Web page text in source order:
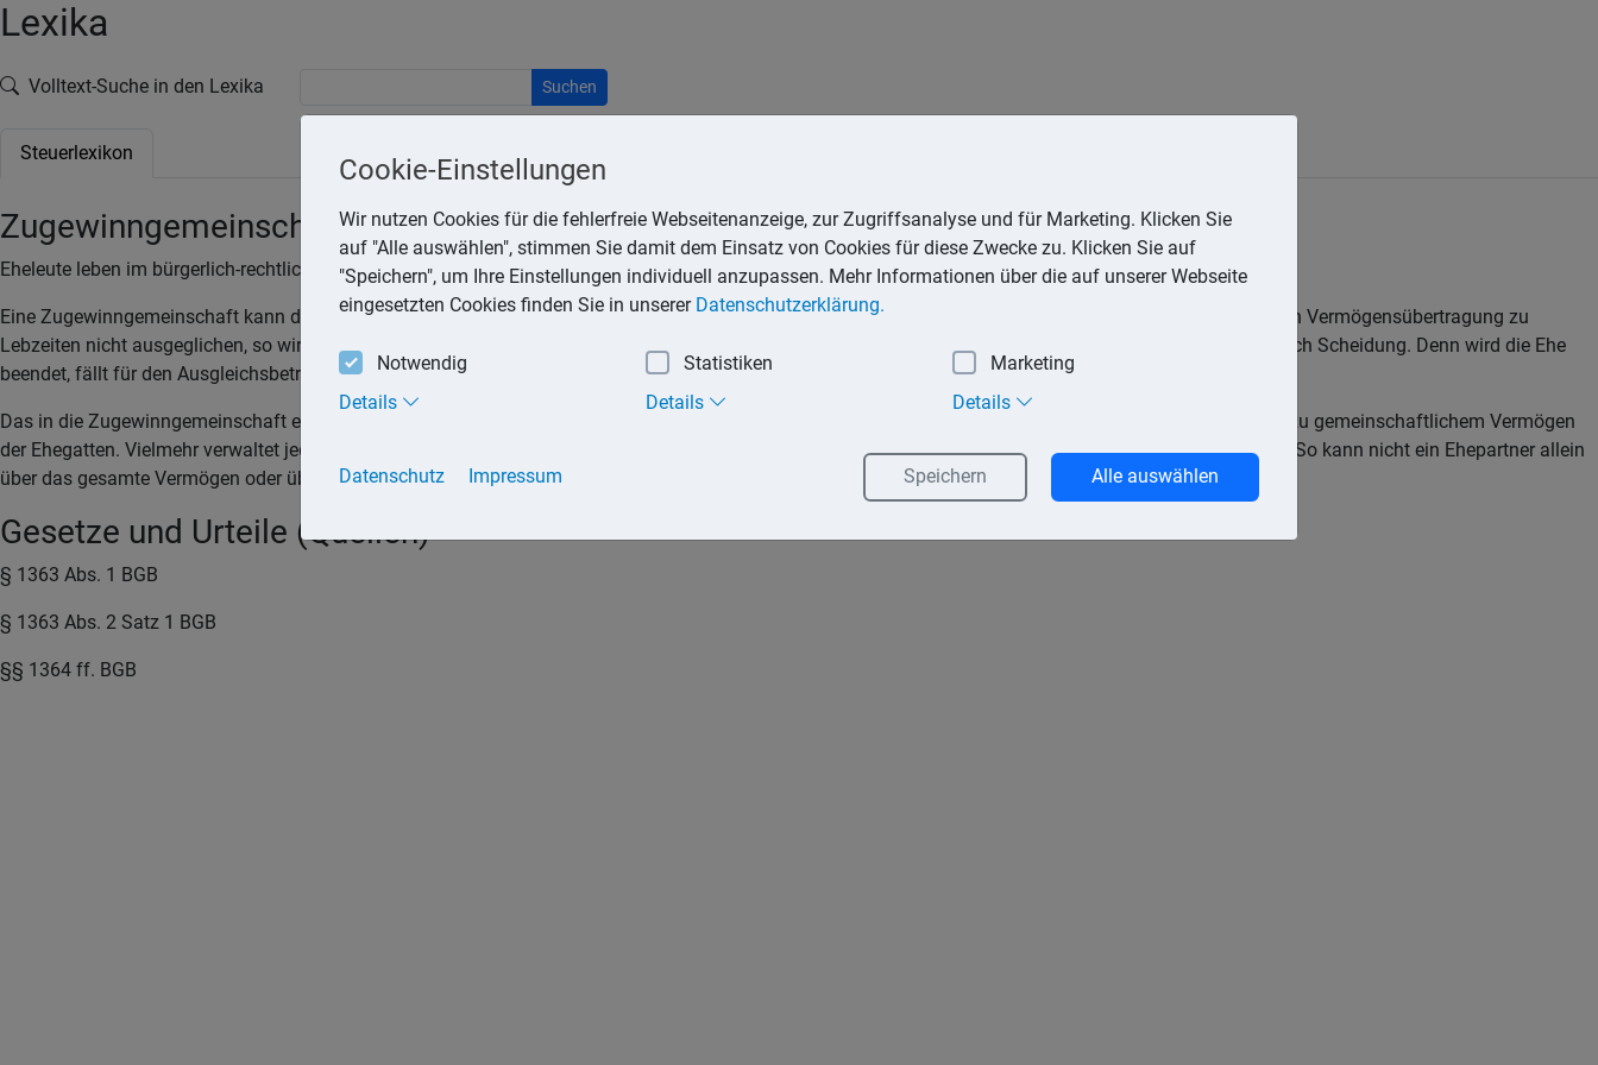
Lexika
Volltext-Suche in den Lexika Suchen
Steuerlexikon
Zugewinngemeinschaft
Eheleute leben im bürgerlich-rechtlichen Güterstand der Zugewinngemeinschaft, falls der Ehevertrag nichts anders bestimmt.
Eine Zugewinngemeinschaft kann durch den Tod eines Partners oder durch Scheidung beendet werden. Stirbt ein Ehepartner und wurde der Zugewinn durch Vermögensübertragung zu
Lebzeiten nicht ausgeglichen, so wird der Ausgleichsbetrag nicht mit Erbschaftsteuer belastet. Gleiches gilt bei Beendigung der Zugewinngemeinschaft durch Scheidung. Denn wird die Ehe
beendet, fällt für den Ausgleichsbetrag keine Schenkungsteuer an.
Das in die Zugewinngemeinschaft eingebrachte und später erworbene Vermögen der Ehegatten wird mit der Heirat bzw. zum Zeitpunkt des Erwerbes nicht zu gemeinschaftlichem Vermögen
der Ehegatten. Vielmehr verwaltet jeder Ehegatte sein Vermögen in eigener Regie. Zudem unterliegen die Ehepartner gewissen Verfügungsbeschränkungen. So kann nicht ein Ehepartner allein
über das gesamte Vermögen oder über einzelne Haushaltsgegenstände verfügen.
Gesetze und Urteile (Quellen)
§ 1363 Abs. 1 BGB
§ 1363 Abs. 2 Satz 1 BGB
§§ 1364 ff. BGB
Cookie-Einstellungen
Wir nutzen Cookies für die fehlerfreie Webseitenanzeige, zur Zugriffsanalyse und für Marketing. Klicken Sie
auf "Alle auswählen", stimmen Sie damit dem Einsatz von Cookies für diese Zwecke zu. Klicken Sie auf
"Speichern", um Ihre Einstellungen individuell anzupassen. Mehr Informationen über die auf unserer Webseite
eingesetzten Cookies finden Sie in unserer Datenschutzerklärung.
Notwendig Statistiken
Marketing
Details
Details Details
Datenschutz Impressum Speichern Alle auswählen